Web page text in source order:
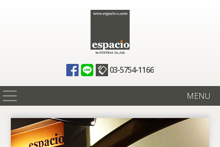
03-5754-1166
MENU
在庫情報
買取査定